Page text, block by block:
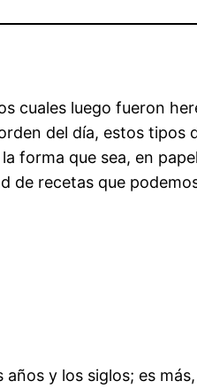
cuales luego fueron
del día, estos tipos
forma que sea, en
de recetas que
y los siglos; es